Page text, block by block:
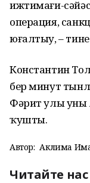
ижтимағи-
операция,
юғалтыу, –
Константин
бер минут
Фәрит улы уны
ҡушты.
Автор: Аклима
Читайте нас